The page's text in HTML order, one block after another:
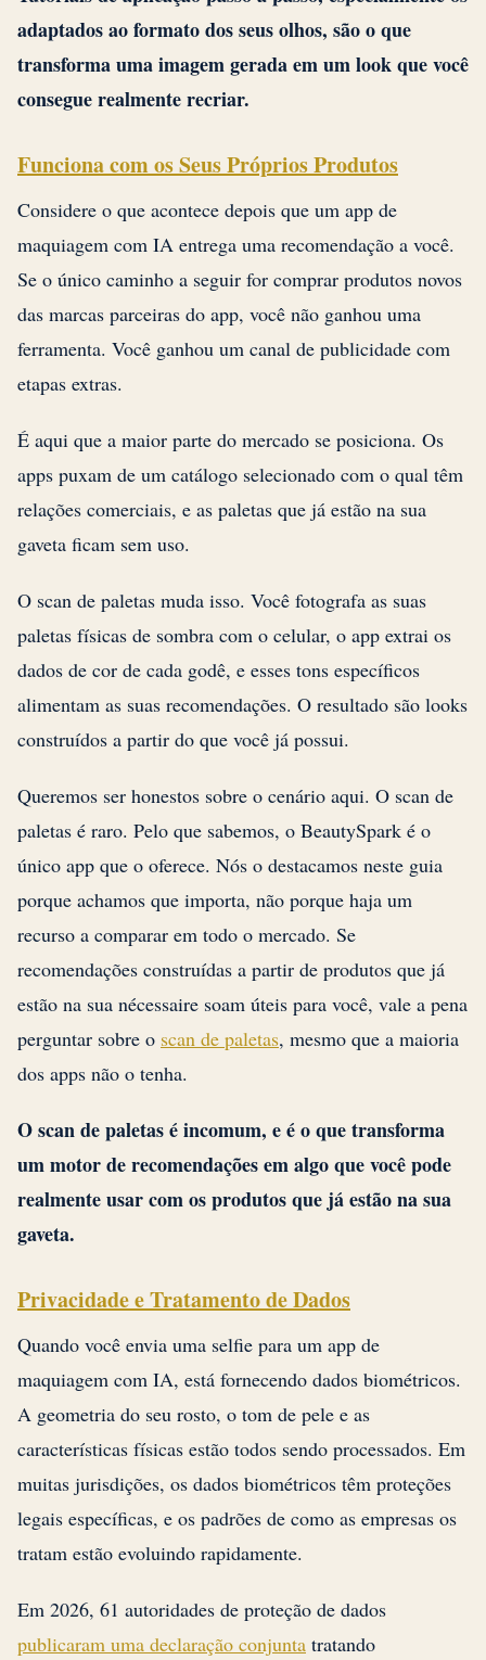
adaptados ao formato dos seus olhos, são o que
transforma uma imagem gerada em um look que você
consegue realmente recriar.
Funciona com os Seus Próprios Produtos
Considere o que acontece depois que um app de
maquiagem com IA entrega uma recomendação a você.
Se o único caminho a seguir for comprar produtos novos
das marcas parceiras do app, você não ganhou uma
ferramenta. Você ganhou um canal de publicidade com
etapas extras.
É aqui que a maior parte do mercado se posiciona. Os
apps puxam de um catálogo selecionado com o qual têm
relações comerciais, e as paletas que já estão na sua
gaveta ficam sem uso.
O scan de paletas muda isso. Você fotografa as suas
paletas físicas de sombra com o celular, o app extrai os
dados de cor de cada godê, e esses tons específicos
alimentam as suas recomendações. O resultado são looks
construídos a partir do que você já possui.
Queremos ser honestos sobre o cenário aqui. O scan de
paletas é raro. Pelo que sabemos, o BeautySpark é o
único app que o oferece. Nós o destacamos neste guia
porque achamos que importa, não porque haja um
recurso a comparar em todo o mercado. Se
recomendações construídas a partir de produtos que já
estão na sua nécessaire soam úteis para você, vale a pena
perguntar sobre o scan de paletas, mesmo que a maioria
dos apps não o tenha.
O scan de paletas é incomum, e é o que transforma
um motor de recomendações em algo que você pode
realmente usar com os produtos que já estão na sua
gaveta.
Privacidade e Tratamento de Dados
Quando você envia uma selfie para um app de
maquiagem com IA, está fornecendo dados biométricos.
A geometria do seu rosto, o tom de pele e as
características físicas estão todos sendo processados. Em
muitas jurisdições, os dados biométricos têm proteções
legais específicas, e os padrões de como as empresas os
tratam estão evoluindo rapidamente.
Em 2026, 61 autoridades de proteção de dados
publicaram uma declaração conjunta tratando